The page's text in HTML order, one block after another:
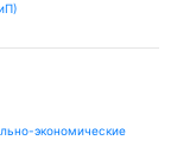
экономические